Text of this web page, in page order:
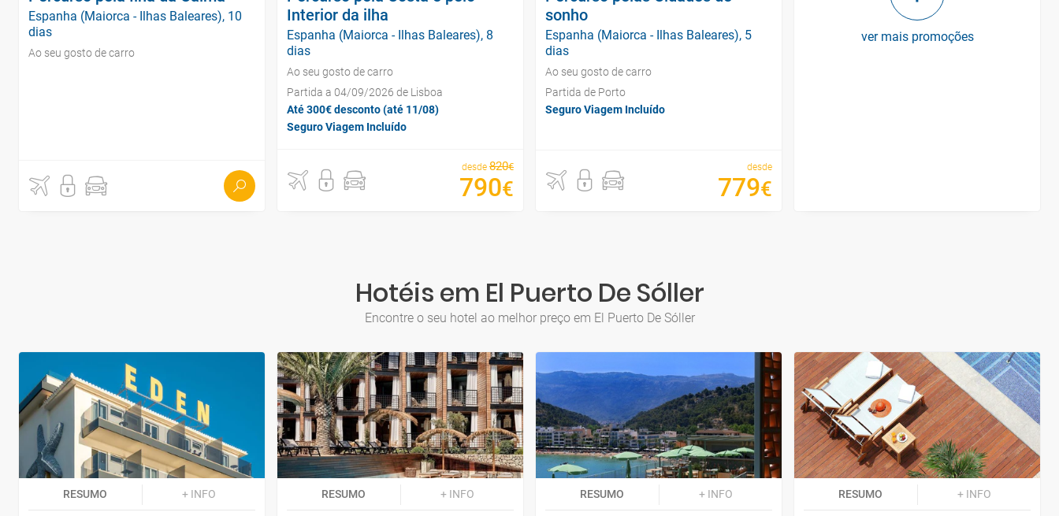
Espanha (Maiorca - Ilhas Baleares), 10
dias
Ao seu gosto de carro
Interior da ilha
Espanha (Maiorca - Ilhas Baleares), 8
dias
Ao seu gosto de carro
Partida a 04/09/2026 de Lisboa
Até 300€ desconto (até 11/08)
Seguro Viagem Incluído
desde 820€
790€
sonho
Espanha (Maiorca - Ilhas Baleares), 5
dias
Ao seu gosto de carro
Partida de Porto
Seguro Viagem Incluído
desde
779€
ver mais promoções
Hotéis em El Puerto De Sóller
Encontre o seu hotel ao melhor preço em El Puerto De Sóller
RESUMO + INFO RESUMO + INFO RESUMO + INFO RESUMO + INFO